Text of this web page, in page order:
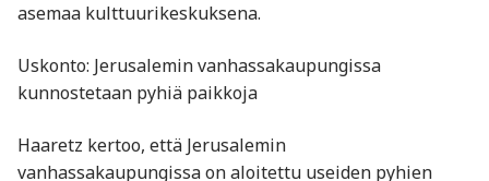
asemaa kulttuurikeskuksena.​
Uskonto: Jerusalemin vanhassakaupungissa
kunnostetaan pyhiä paikkoja
Haaretz kertoo, että Jerusalemin
vanhassakaupungissa on aloitettu useiden pyhien